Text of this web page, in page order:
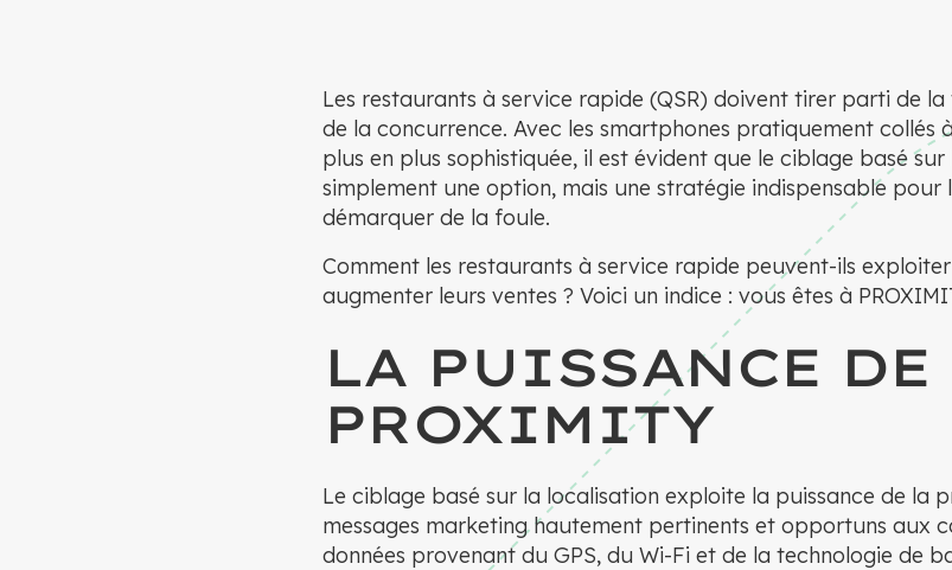
Les restaurants à service rapide (QSR) doivent tirer parti de
de la concurrence. Avec les smartphones pratiquement collés
plus en plus sophistiquée, il est évident que le ciblage basé
simplement une option, mais une stratégie indispensable pour
démarquer de la foule.
Comment les restaurants à service rapide peuvent-ils
augmenter leurs ventes ? Voici un indice : vous êtes à
LA PUISSANCE DE
PROXIMITY
Le ciblage basé sur la localisation exploite la puissance de la
messages marketing hautement pertinents et opportuns aux
données provenant du GPS, du Wi-Fi et de la technologie de